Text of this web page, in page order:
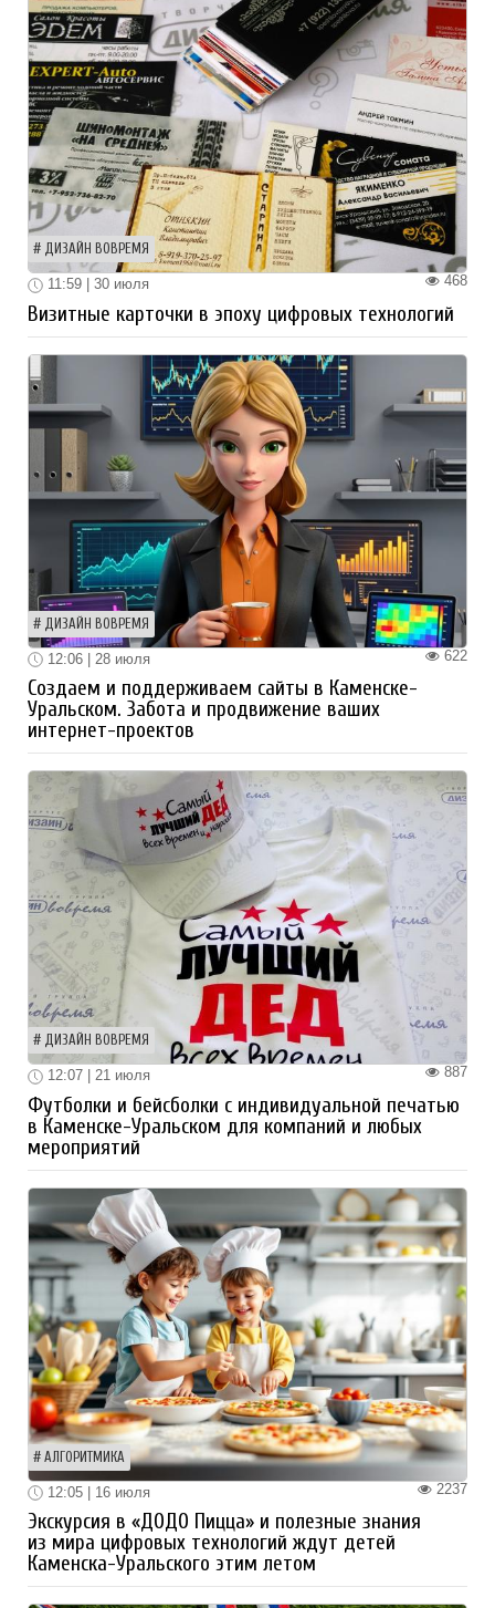
ДИЗАЙН ВОВРЕМЯ
468
11:59 | 30 июля
Визитные карточки в эпоху цифровых технологий
ДИЗАЙН ВОВРЕМЯ
622
12:06 | 28 июля
Создаем и поддерживаем сайты в Каменске-
Уральском. Забота и продвижение ваших
интернет-проектов
ДИЗАЙН ВОВРЕМЯ
887
12:07 | 21 июля
Футболки и бейсболки с индивидуальной печатью
в Каменске-Уральском для компаний и любых
мероприятий
АЛГОРИТМИКА
2237
12:05 | 16 июля
Экскурсия в «ДОДО Пицца» и полезные знания
из мира цифровых технологий ждут детей
Каменска-Уральского этим летом